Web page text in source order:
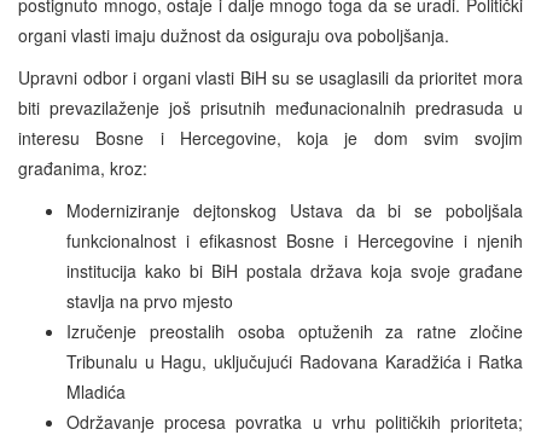
organi vlasti imaju dužnost da osiguraju ova poboljšanja.
Upravni odbor i organi vlasti BiH su se usaglasili da prioritet mora
biti prevazilaženje još prisutnih međunacionalnih predrasuda u
interesu Bosne i Hercegovine, koja je dom svim svojim
građanima, kroz:
Moderniziranje dejtonskog Ustava da bi se poboljšala
funkcionalnost i efikasnost Bosne i Hercegovine i njenih
institucija kako bi BiH postala država koja svoje građane
stavlja na prvo mjesto
Izručenje preostalih osoba optuženih za ratne zločine
Tribunalu u Hagu, uključujući Radovana Karadžića i Ratka
Mladića
Održavanje procesa povratka u vrhu političkih prioriteta;